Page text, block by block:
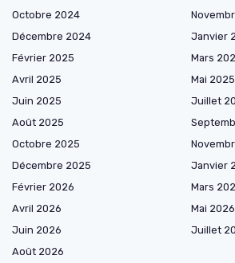
Octobre 2024
Décembre 2024
Janvier
Février 2025
Mars
Avril 2025
Mai 2025
Juin 2025
Juillet
Août 2025
Octobre 2025
Décembre 2025
Janvier
Février 2026
Mars
Avril 2026
Mai 2026
Juin 2026
Juillet
Août 2026